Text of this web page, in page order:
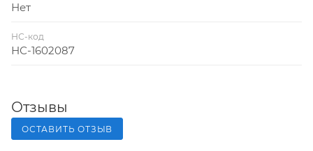
Нет
НС-код
НС-1602087
Отзывы
ОСТАВИТЬ ОТЗЫВ